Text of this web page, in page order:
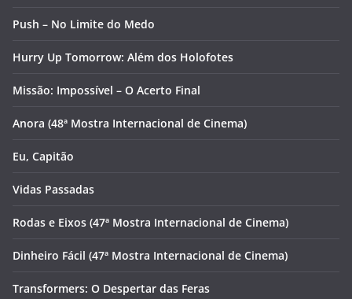
Push – No Limite do Medo
Hurry Up Tomorrow: Além dos Holofotes
Missão: Impossível – O Acerto Final
Anora (48ª Mostra Internacional de Cinema)
Eu, Capitão
Vidas Passadas
Rodas e Eixos (47ª Mostra Internacional de Cinema)
Dinheiro Fácil (47ª Mostra Internacional de Cinema)
Transformers: O Despertar das Feras